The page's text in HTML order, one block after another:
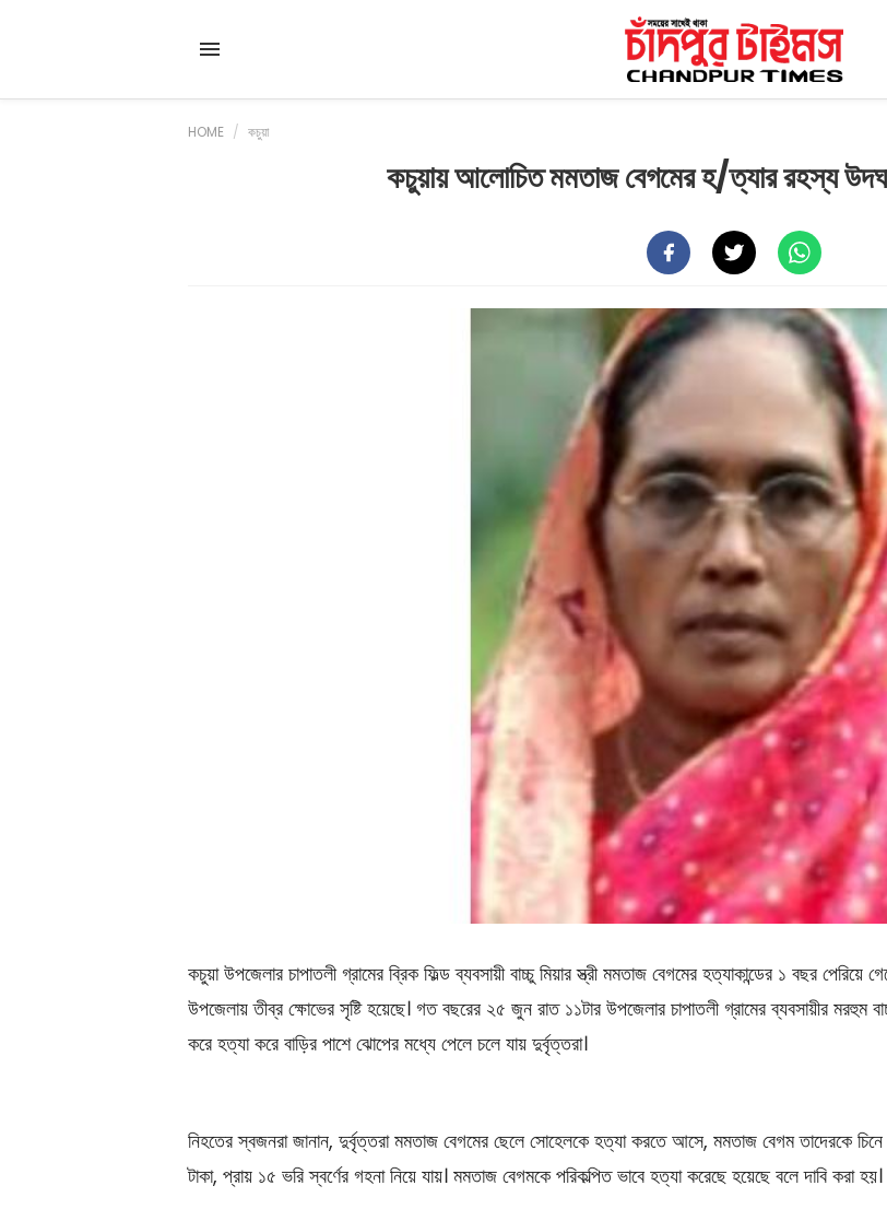
HOME / কচুয়া
কচুয়ায় আলোচিত মমতাজ বেগমের হ/ত্যার রহস্য
কচুয়া উপজেলার চাপাতলী গ্রামের ব্রিক ফিল্ড ব্যবসায়ী বাচ্চু মিয়ার স্ত্রী মমতাজ বেগমের হত্যাকান্ডের ১ বছর
উপজেলায় তীব্র ক্ষোভের সৃষ্টি হয়েছে। গত বছরের ২৫ জুন রাত ১১টার উপজেলার চাপাতলী গ্রামের ব্যবসায়ীর মরহুম
করে হত্যা করে বাড়ির পাশে ঝোপের মধ্যে পেলে চলে যায় দুর্বৃত্তরা।
নিহতের স্বজনরা জানান, দুর্বৃত্তরা মমতাজ বেগমের ছেলে সোহেলকে হত্যা করতে আসে, মমতাজ বেগম তাদেরকে
টাকা, প্রায় ১৫ ভরি স্বর্ণের গহনা নিয়ে যায়। মমতাজ বেগমকে পরিকল্পিত ভাবে হত্যা করেছে হয়েছে বলে দাবি করা হয়।